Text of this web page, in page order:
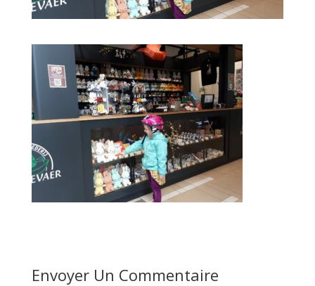
Envoyer Un Commentaire